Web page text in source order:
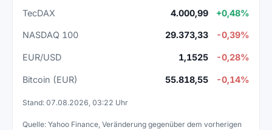
TecDAX 4.000,99 +0,48%
NASDAQ 100 29.373,33 -0,39%
EUR/USD 1,1525 -0,28%
Bitcoin (EUR) 55.818,55 -0,14%
Stand: 07.08.2026, 03:22 Uhr
Quelle: Yahoo Finance, Veränderung gegenüber dem vorherigen